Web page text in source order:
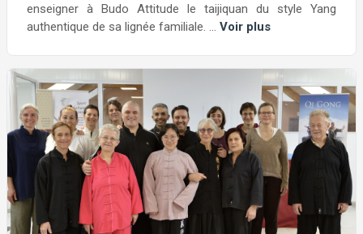
enseigner à Budo Attitude le taijiquan du style Yang
authentique de sa lignée familiale. ... Voir plus